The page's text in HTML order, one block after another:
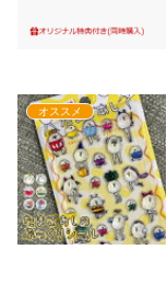
オススメ